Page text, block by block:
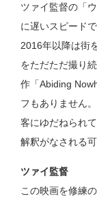
ツァイ監督の「
に遅いスピード
2016年以降は街
をただただ撮り
作「Abiding
フもありません
客にゆだねられ
解釈がなされる
ツァイ監督
この映画を修練